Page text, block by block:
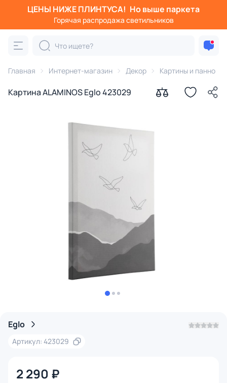
ЦЕНЫ НИЖЕ ПЛИНТУСА! Но выше паркета
Горячая распродажа светильников
Главная Интернет-магазин Декор Картины и панно
Картина ALAMINOS Eglo 423029
Eglo
Артикул: 423029
2 290 ₽